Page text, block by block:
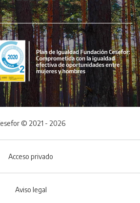
© 2021 - 2026
Acceso privado
Aviso legal